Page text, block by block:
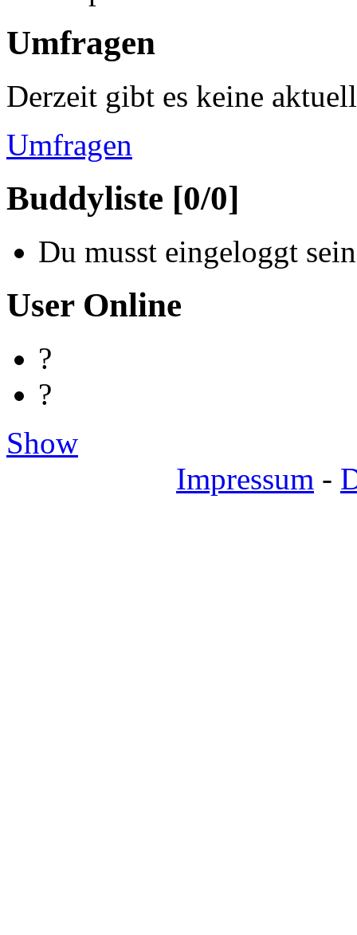
Umfragen
Derzeit gibt es keine
Umfragen
Buddyliste [0/0]
Du musst eingeloggt
User Online
?
?
Show
Impressum -